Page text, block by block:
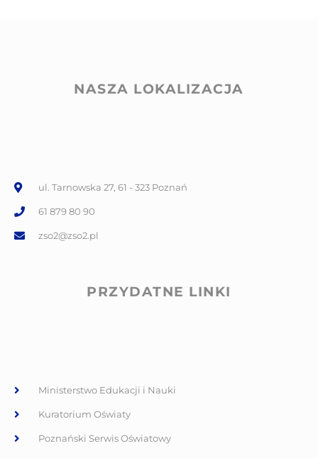
NASZA LOKALIZACJA
ul. Tarnowska 27, 61 - 323 Poznań
61 879 80 90
zso2@zso2.pl
PRZYDATNE LINKI
Ministerstwo Edukacji i Nauki
Kuratorium Oświaty
Poznański Serwis Oświatowy